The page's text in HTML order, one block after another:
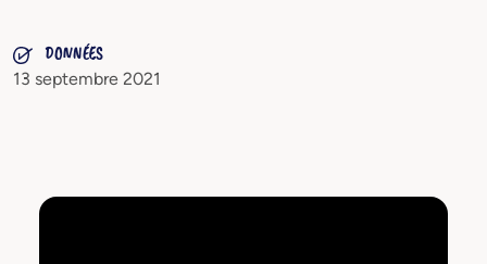
DONNÉES
13 septembre 2021